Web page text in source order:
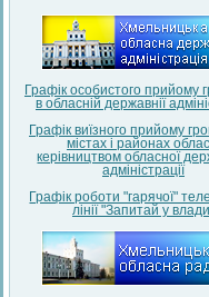
Графік особистого прийому
в обласній державнії
Графік виїзного прийому
містах і районах
керівництвом обласної
адміністрації
Графік роботи "гарячої"
лінії "Запитай у